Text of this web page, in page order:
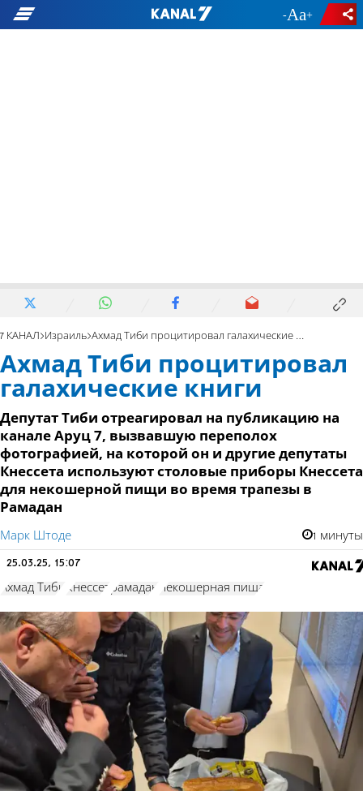
- +
7 КАНАЛ Израиль Ахмад Тиби процитировал галахические книги
Ахмад Тиби процитировал
галахические книги
Депутат Тиби отреагировал на публикацию на
канале Аруц 7, вызвавшую переполох
фотографией, на которой он и другие депутаты
Кнессета используют столовые приборы Кнессета
для некошерной пищи во время трапезы в
Рамадан
Марк Штоде 1 минуты
25.03.25, 15:07
Ахмад Тиби Кнессет рамадан некошерная пища